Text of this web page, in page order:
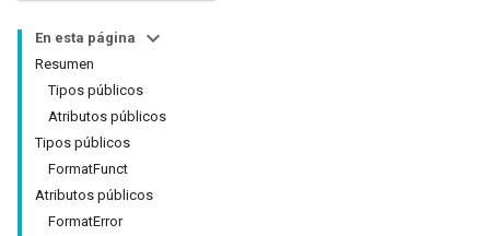
En esta página
Resumen
Tipos públicos
Atributos públicos
Tipos públicos
FormatFunct
Atributos públicos
FormatError